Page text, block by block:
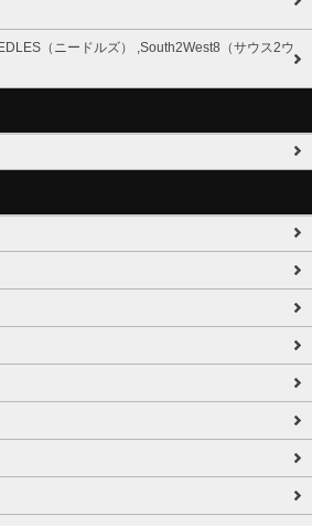
（ニードルズ） ,South2West8（サウス2ウ